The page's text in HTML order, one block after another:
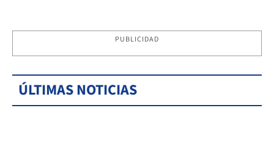
PUBLICIDAD
ÚLTIMAS NOTICIAS